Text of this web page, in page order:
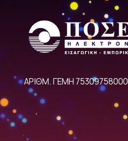
ΑΡΙΘΜ. ΓΕΜΗ 75309758000